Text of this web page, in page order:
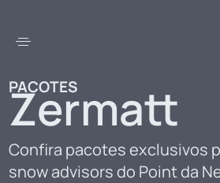
PACOTES
Zermatt
Confira pacotes exclusivos
snow advisors do Point da